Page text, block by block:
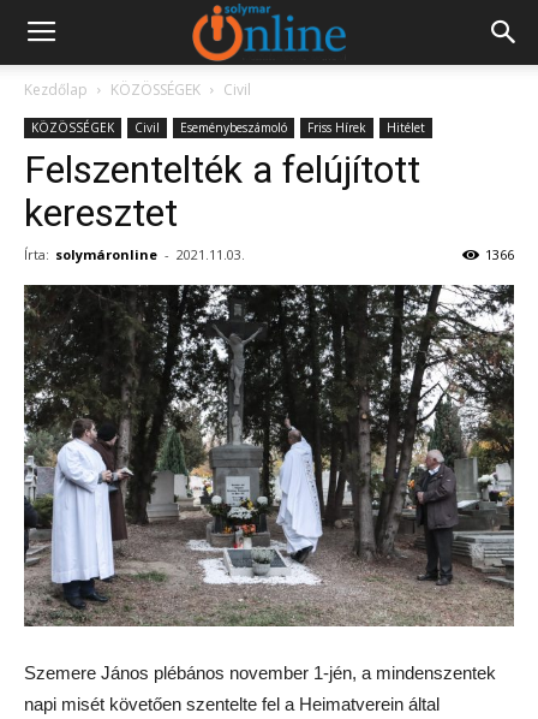
Kezdőlap KÖZÖSSÉGEK Civil
KÖZÖSSÉGEK Civil Eseménybeszámoló Friss Hírek Hitélet
Felszentelték a felújított
keresztet
Írta: solymáronline - 2021.11.03. 1366
Szemere János plébános november 1-jén, a mindenszentek
napi misét követően szentelte fel a Heimatverein által